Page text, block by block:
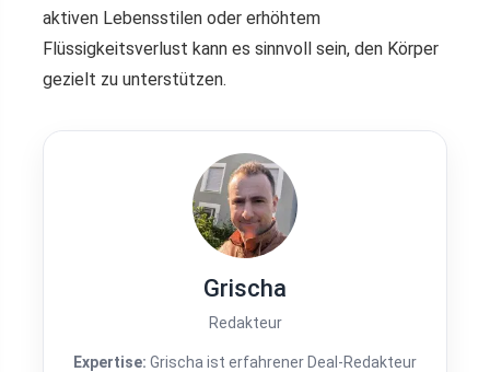
aktiven Lebensstilen oder erhöhtem
Flüssigkeitsverlust kann es sinnvoll sein, den Körper
gezielt zu unterstützen.
Grischa
Redakteur
Expertise: Grischa ist erfahrener Deal-Redakteur